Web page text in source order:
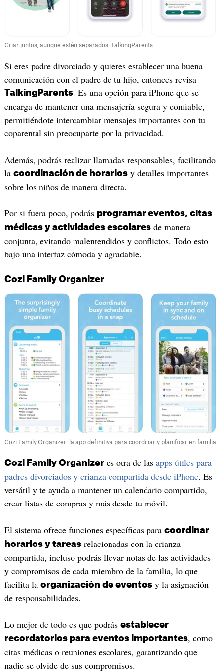
Criar juntos, aunque estén separados: TalkingParents
Si eres padre divorciado y quieres establecer una buena
comunicación con el padre de tu hijo, entonces revisa
TalkingParents. Es una opción para iPhone que se
encarga de mantener una mensajería segura y confiable,
permitiéndote intercambiar mensajes importantes con tu
coparental sin preocuparte por la privacidad.
Además, podrás realizar llamadas responsables, facilitando
la coordinación de horariosy detalles importantes
sobre los niños de manera directa.
Por si fuera poco, podrás programar eventos, citas
médicas y actividades escolaresde manera
conjunta, evitando malentendidos y conflictos. Todo esto
bajo una interfaz cómoda y agradable.
Cozi Family Organizer
Cozi Family Organizer: la app definitiva para coordinar y planificar en familia
Cozi Family Organizeres otra de las apps útiles para
padres divorciados y crianza compartida desde iPhone. Es
versátil y te ayuda a mantener un calendario compartido,
crear listas de compras y más desde tu móvil.
El sistema ofrece funciones específicas para coordinar
horarios y tareasrelacionadas con la crianza
compartida, incluso podrás llevar notas de las actividades
y compromisos de cada miembro de la familia, lo que
facilita la organización de eventosy la asignación
de responsabilidades.
Lo mejor de todo es que podrás establecer
recordatorios para eventos importantes, como
citas médicas o reuniones escolares, garantizando que
nadie se olvide de sus compromisos.